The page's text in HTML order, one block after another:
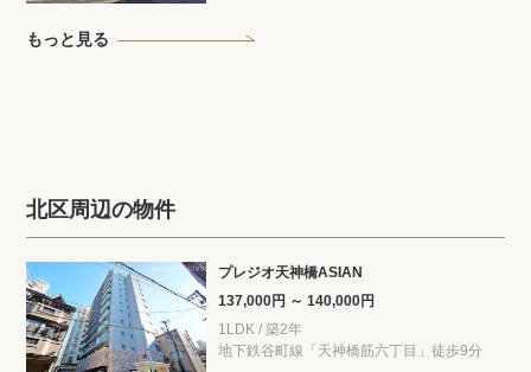
もっと見る
北区周辺の物件
プレジオ天神橋ASIAN
137,000円 ～ 140,000円
1LDK / 築2年
地下鉄谷町線「天神橋筋六丁目」徒歩9分